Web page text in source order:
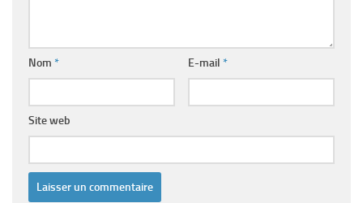
Nom * E-mail *
Site web